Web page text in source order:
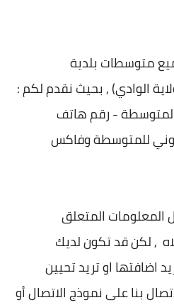
متوسطات بلدية
الوادي) , بحيث نقدم لكم :
- رقم هاتف
للمتوسطة وفاكس
المعلومات المتعلق
, لكن قد تكون لديك
اضافتها او تريد تحيين
بنا على نموذج الاتصال أو